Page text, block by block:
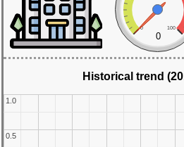
0 100
0
Historical trend
0.5
0.5
1.0
1.0